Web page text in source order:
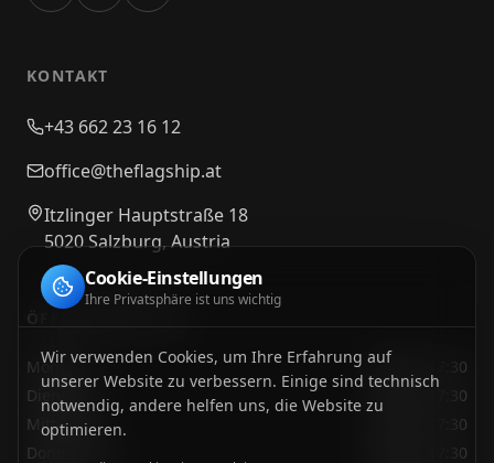
Cookie-Einstellungen
Ihre Privatsphäre ist uns wichtig
Wir verwenden Cookies, um Ihre Erfahrung auf
unserer Website zu verbessern. Einige sind technisch
notwendig, andere helfen uns, die Website zu
optimieren.
KONTAKT
+43 662 23 16 12
office@theflagship.at
Itzlinger Hauptstraße 18
5020 Salzburg, Austria
Montag
09:00 - 17:30
Dienstag
09:00 - 17:30
Mittwoch
09:00 - 17:30
Donnerstag
09:00 - 17:30